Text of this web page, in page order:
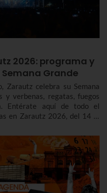
2026: programa y
Grande
Zarautz celebra su Semana
y verbenas, regatas, fuegos
Entérate aquí de todo el
en Zarautz 2026, del 14 al